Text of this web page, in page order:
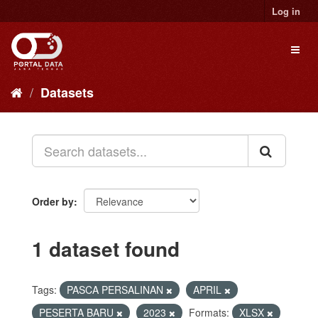
to
content
Log in
Datasets
Order by
1 dataset found
Tags: PASCA PERSALINAN
APRIL
PESERTA BARU
2023 Formats:
XLSX